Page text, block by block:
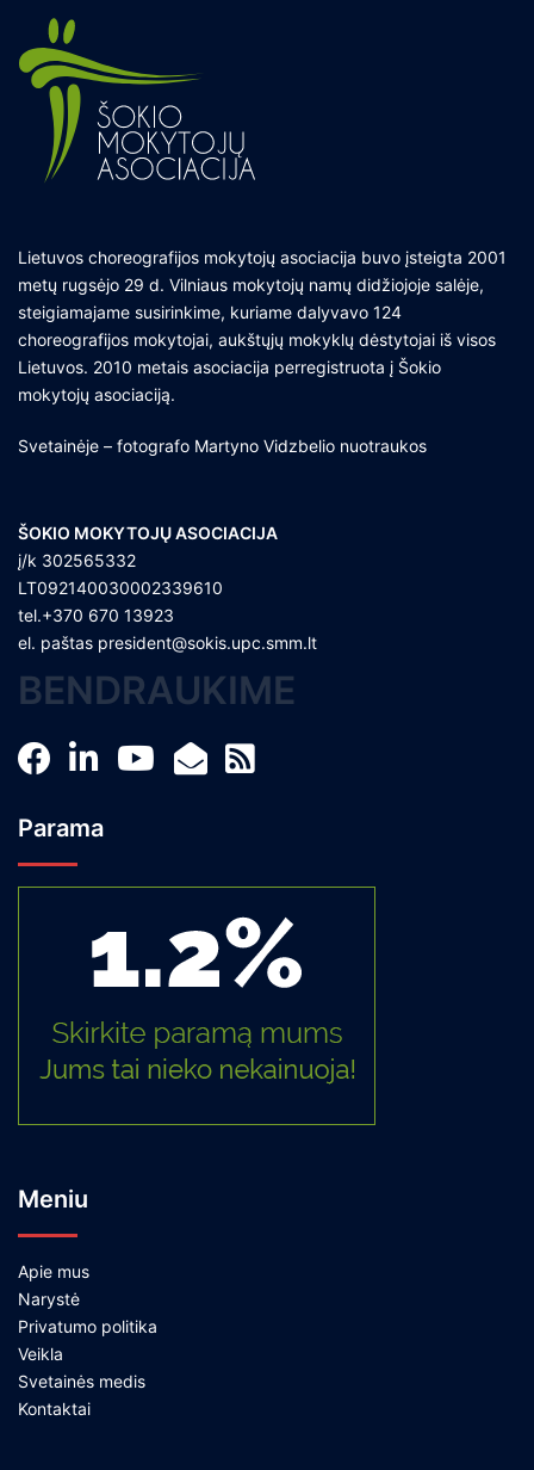
Lietuvos choreografijos mokytojų asociacija buvo įsteigta 2001
metų rugsėjo 29 d. Vilniaus mokytojų namų didžiojoje salėje,
steigiamajame susirinkime, kuriame dalyvavo 124
choreografijos mokytojai, aukštųjų mokyklų dėstytojai iš visos
Lietuvos. 2010 metais asociacija perregistruota į Šokio
mokytojų asociaciją.
Svetainėje – fotografo Martyno Vidzbelio nuotraukos
ŠOKIO MOKYTOJŲ ASOCIACIJA
į/k 302565332
LT092140030002339610
tel.+370 670 13923
el. paštas president@sokis.upc.smm.lt
BENDRAUKIME
Parama
Meniu
Apie mus
Narystė
Privatumo politika
Veikla
Svetainės medis
Kontaktai